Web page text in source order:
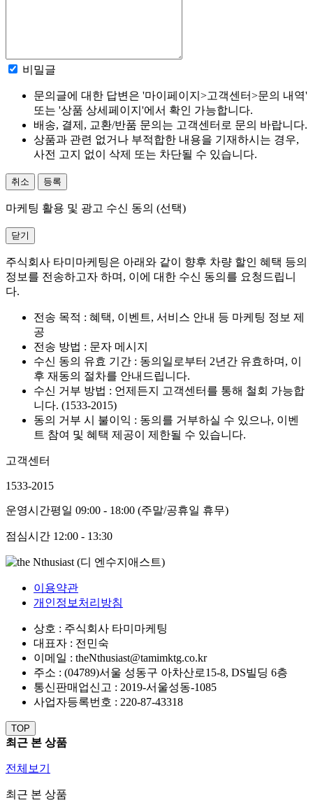
비밀글
문의글에 대한 답변은 '마이페이지>고객센터>문의 내역'
또는 '상품 상세페이지'에서 확인 가능합니다.
배송, 결제, 교환/반품 문의는 고객센터로 문의 바랍니다.
상품과 관련 없거나 부적합한 내용을 기재하시는 경우,
사전 고지 없이 삭제 또는 차단될 수 있습니다.
취소 등록
마케팅 활용 및 광고 수신 동의 (선택)
닫기
주식회사 타미마케팅은 아래와 같이 향후 차량 할인 혜택 등의
정보를 전송하고자 하며, 이에 대한 수신 동의를 요청드립니
다.
전송 목적 : 혜택, 이벤트, 서비스 안내 등 마케팅 정보 제
공
전송 방법 : 문자 메시지
수신 동의 유효 기간 : 동의일로부터 2년간 유효하며, 이
후 재동의 절차를 안내드립니다.
수신 거부 방법 : 언제든지 고객센터를 통해 철회 가능합
니다. (1533-2015)
동의 거부 시 불이익 : 동의를 거부하실 수 있으나, 이벤
트 참여 및 혜택 제공이 제한될 수 있습니다.
고객센터
1533-2015
운영시간평일 09:00 - 18:00 (주말/공휴일 휴무)
점심시간 12:00 - 13:30
이용약관
개인정보처리방침
상호 : 주식회사 타미마케팅
대표자 : 전민숙
이메일 : theNthusiast@tamimktg.co.kr
주소 : (04789)서울 성동구 아차산로15-8, DS빌딩 6층
통신판매업신고 : 2019-서울성동-1085
사업자등록번호 : 220-87-43318
TOP
최근 본 상품
전체보기
최근 본 상품